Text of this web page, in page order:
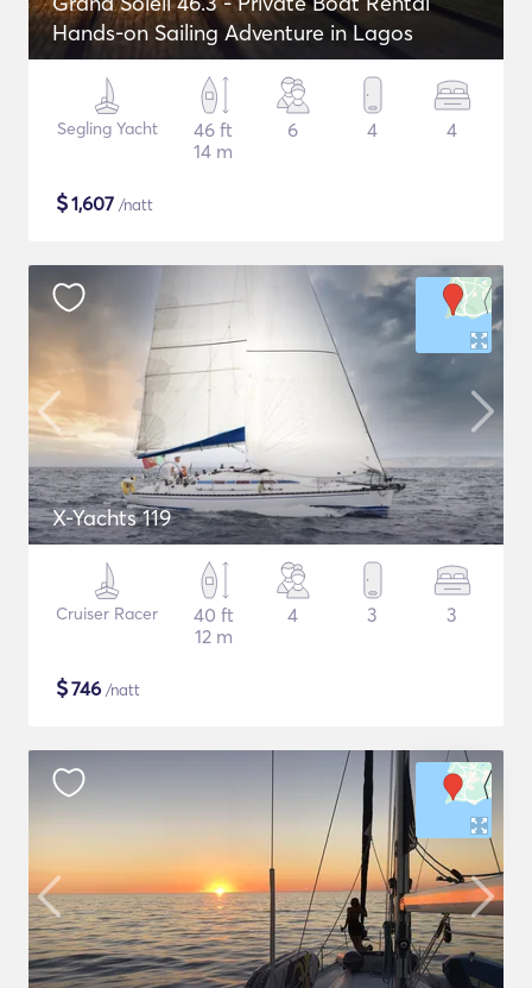
Hands-on Sailing Adventure in Lagos
Segling Yacht
46 ft
14 m
6 4 4
$1,607 /natt
X-Yachts 119
Cruiser Racer
40 ft
12 m
4 3 3
$746 /natt